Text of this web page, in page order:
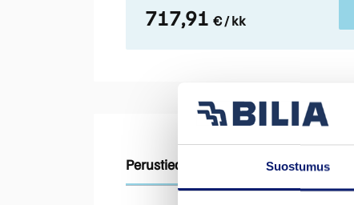
Suostumus
717,91 € / kk
Perustiedot Tekniset tiedotVarusteet